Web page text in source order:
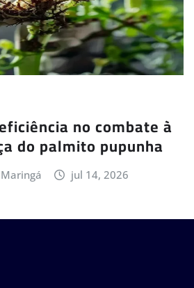
no combate à
do palmito pupunha
jul 14, 2026